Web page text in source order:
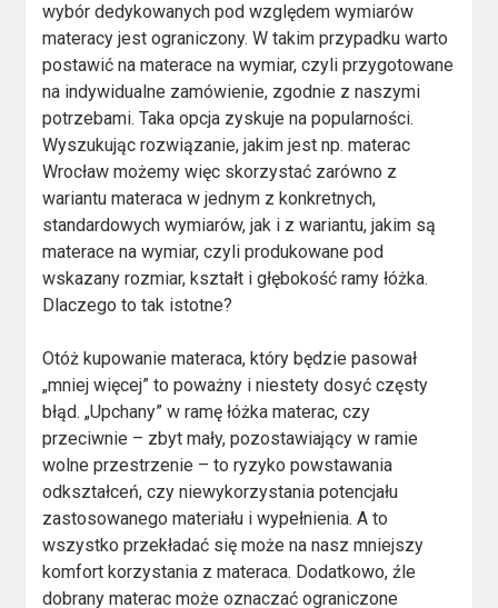
wybór dedykowanych pod względem wymiarów
materacy jest ograniczony. W takim przypadku warto
postawić na materace na wymiar, czyli przygotowane
na indywidualne zamówienie, zgodnie z naszymi
potrzebami. Taka opcja zyskuje na popularności.
Wyszukując rozwiązanie, jakim jest np. materac
Wrocław możemy więc skorzystać zarówno z
wariantu materaca w jednym z konkretnych,
standardowych wymiarów, jak i z wariantu, jakim są
materace na wymiar, czyli produkowane pod
wskazany rozmiar, kształt i głębokość ramy łóżka.
Dlaczego to tak istotne?
Otóż kupowanie materaca, który będzie pasował
„mniej więcej” to poważny i niestety dosyć częsty
błąd. „Upchany” w ramę łóżka materac, czy
przeciwnie – zbyt mały, pozostawiający w ramie
wolne przestrzenie – to ryzyko powstawania
odkształceń, czy niewykorzystania potencjału
zastosowanego materiału i wypełnienia. A to
wszystko przekładać się może na nasz mniejszy
komfort korzystania z materaca. Dodatkowo, źle
dobrany materac może oznaczać ograniczone